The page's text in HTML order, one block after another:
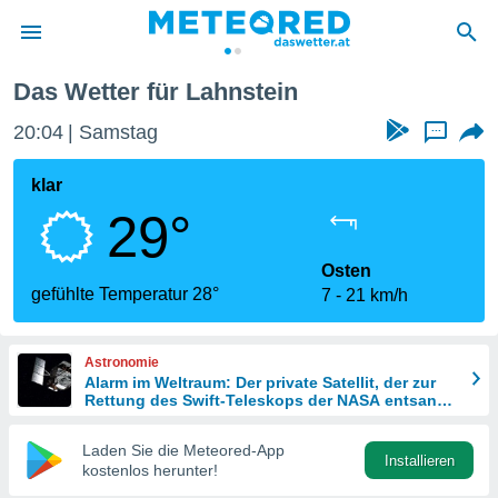
wurde
dass
sind.
diese
Das Wetter für Lahnstein
20:04 Samstag ...
klar
29°
gefühlte Temperatur 28°
Osten
7
21 km/h
Astronomie
Alarm im Weltraum: Der private Satellit, der zur
Rettung des Swift-Teleskops der NASA entsandt
Laden Sie die Meteored-App
kostenlos herunter!
Installieren